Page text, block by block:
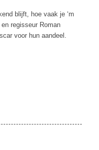
blijft, hoe vaak je ‘m
regisseur Roman
voor hun aandeel.